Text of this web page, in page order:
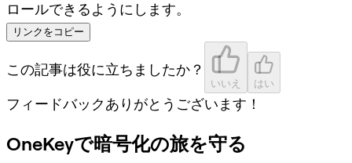
ロールできるようにします。
リンクをコピー
この記事は役に立ちましたか？
いいえ はい
フィードバックありがとうございます！
OneKeyで暗号化の旅を守る